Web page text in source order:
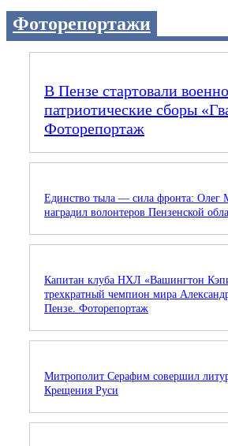
Фоторепортажи
В Пензе стартовали
патриотические сборы
Фоторепортаж
Единство тыла — сила фронта: Олег
наградил волонтеров Пензенской
Капитан клуба НХЛ «Вашингтон
трехкратный чемпион мира
Пензе. Фоторепортаж
Митрополит Серафим совершил
Крещения Руси